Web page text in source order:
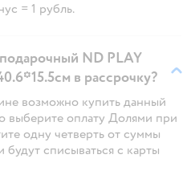
= 1 рубль.
ND PLAY
в рассрочку?
возможно купить данный
выберите оплату Долями при
одну четверть от суммы
будут списываться с карты